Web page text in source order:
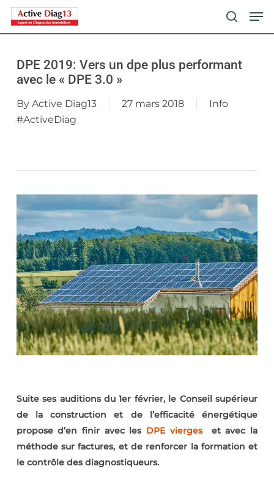
Skip
DPE 2019: Vers un dpe plus performant
avec le « DPE 3.0 »
By Active Diag13 27 mars 2018
Info
#ActiveDiag
Suite ses auditions du 1er février, le Conseil supérieur
de la construction et de l’efficacité énergétique
propose d’en finir avec les DPE viergeset avec la
méthode sur factures, et de renforcer la formation et
le contrôle des diagnostiqueurs.